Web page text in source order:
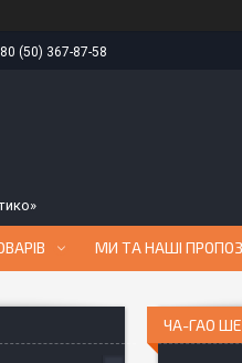
(50) 367-87-58
МИ ТА НАШІ
ЧА-ГАО